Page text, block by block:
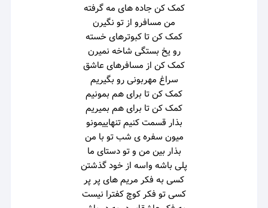
کمک کن جاده های مه گرفته
من مسافرو از تو نگیرن
کمک کن تا کبوترهای خسته
رو یخ بستگی شاخه نمیرن
کمک کن از مسافرهای عاشق
سراغ مهربونی رو بگیریم
کمک کن تا برای هم بمونیم
کمک کن تا برای هم بمیریم
بذار قسمت کنیم تنهاییمونو
میون سفره ی شب تو با من
بذار بین من و تو دستای ما
پلی باشه واسه از خود گذشتن
کسی به فکر مریم های پر پر
کسی تو فکر کوچ کفترا نیست